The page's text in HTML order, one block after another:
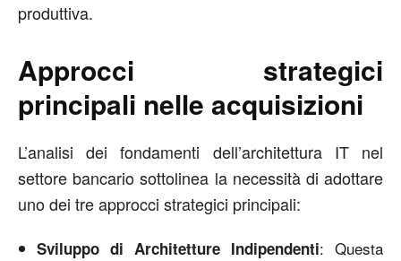
produttiva.
Approcci strategici
principali nelle acquisizioni
L’analisi dei fondamenti dell’architettura IT nel
settore bancario sottolinea la necessità di adottare
uno dei tre approcci strategici principali:
Sviluppo di Architetture Indipendenti: Questa